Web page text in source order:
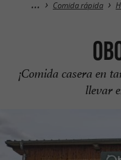
Comida rápida
¡Comida casera en
llevar